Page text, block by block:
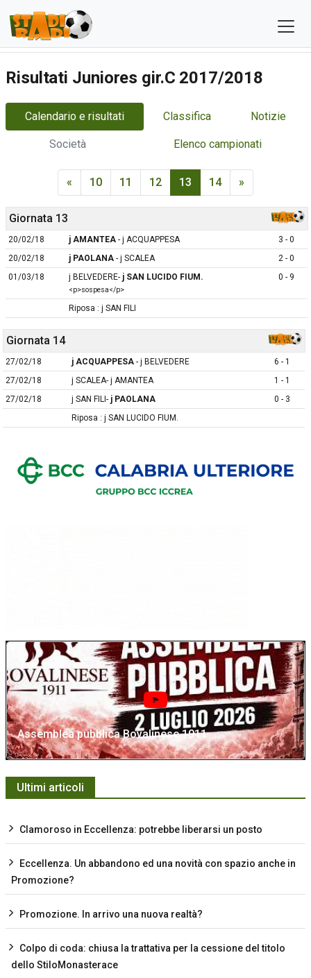
Risultati Juniores gir.C 2017/2018
Calendario e risultati Classifica Notizie
Società Elenco campionati
« 10 11 12 13 14 »
Giornata 13
20/02/18 j AMANTEA - j ACQUAPPESA
3 - 0
20/02/18
j PAOLANA - j SCALEA
2 - 0
01/03/18
j BELVEDERE- j SAN LUCIDO FIUM.
<p>sospesa</p>
0 - 9
Riposa : j SAN FILI
Giornata 14
27/02/18 j ACQUAPPESA - j BELVEDERE
6 - 1
27/02/18
j SCALEA- j AMANTEA
1 - 1
27/02/18
j SAN FILI- j PAOLANA
0 - 3
Riposa : j SAN LUCIDO FIUM.
Assemblea pubblica Bovalinese 1911
Ultimi articoli
Clamoroso in Eccellenza: potrebbe liberarsi un posto
Eccellenza. Un abbandono ed una novità con spazio anche in
Promozione?
Promozione. In arrivo una nuova realtà?
Colpo di coda: chiusa la trattativa per la cessione del titolo
dello StiloMonasterace